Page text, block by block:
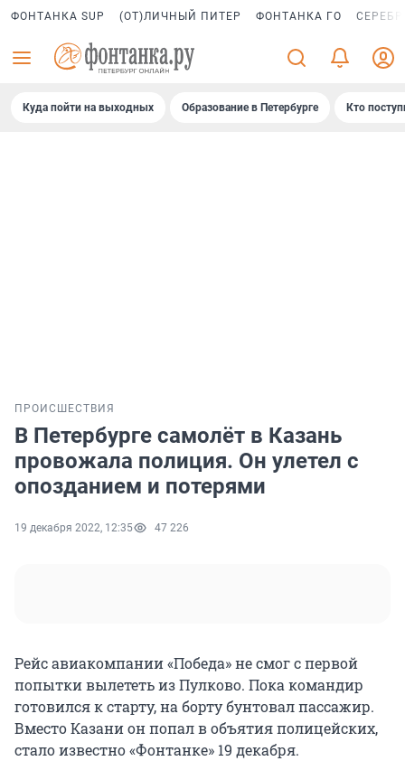
ФОНТАНКА SUP (ОТ)ЛИЧНЫЙ ПИТЕР ФОНТАНКА ГО
Куда пойти на выходных Образование в Петербурге Кто
ПРОИСШЕСТВИЯ
В Петербурге самолёт в Казань
провожала полиция. Он улетел с
опозданием и потерями
19 декабря 2022, 12:35 47 226
Рейс авиакомпании «Победа» не смог с первой
попытки вылететь из Пулково. Пока командир
готовился к старту, на борту бунтовал пассажир.
Вместо Казани он попал в объятия полицейских,
стало известно «Фонтанке» 19 декабря.